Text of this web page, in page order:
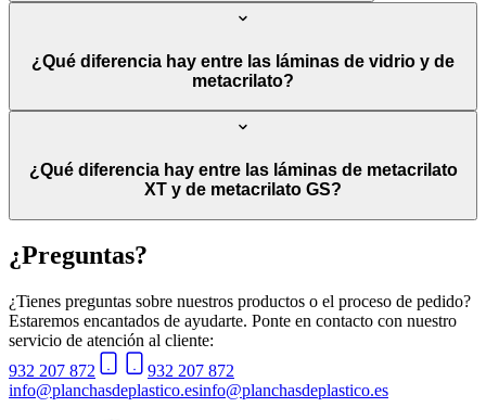
¿Qué diferencia hay entre las láminas de vidrio y de
metacrilato?
¿Qué diferencia hay entre las láminas de metacrilato
XT y de metacrilato GS?
¿Preguntas?
¿Tienes preguntas sobre nuestros productos o el proceso de pedido?
Estaremos encantados de ayudarte. Ponte en contacto con nuestro
servicio de atención al cliente:
932 207 872
932 207 872
info@planchasdeplastico.esinfo@planchasdeplastico.es